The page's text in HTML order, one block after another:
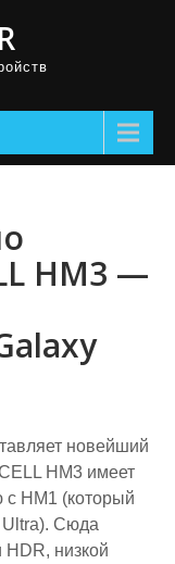
HM3 —
новейший
HM3 имеет
с HM1 (который
Ultra). Сюда
HDR, низкой